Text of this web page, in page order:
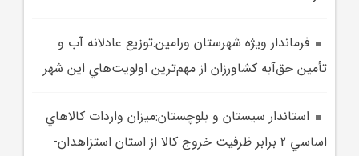
فرماندار ويژه شهرستان ورامين:توزيع عادلانه آب و
تأمين حق‌آبه کشاورزان از مهم‌ترين اولويت‌هاي این شهر
استاندار سيستان و بلوچستان:ميزان واردات کالاهاي
اساسي 2 برابر ظرفيت خروج کالا از استان استزاهدان-